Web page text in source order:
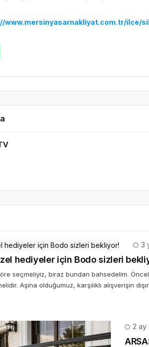
www.mersinyasarnakliyat.com.tr/ilce/
3
hediyeler için Bodo sizleri
seçmeliyiz, biraz bundan bahsedelim.
Aşina olduğumuz, karşılıklı alışverişin
2 ay